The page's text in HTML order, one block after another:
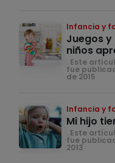
Infancia y
Juegos
niños
. Este
fue
de 2015
Infancia y
Mi hijo
. Este
fue
2013